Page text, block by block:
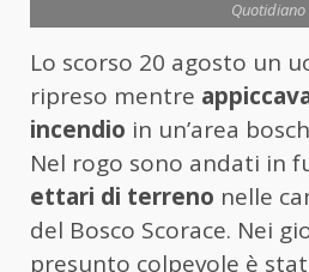
Quotidiano
Lo scorso 20 agosto un
ripreso mentre
incendio in un’area
Nel rogo sono andati in
ettari di terreno nelle
del Bosco Scorace. Nei
presunto colpevole è